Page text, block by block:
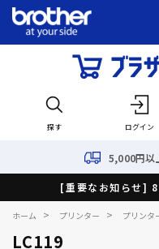
探す ログイン
5,000円以上の
[重要なお知らせ]
ホーム > プリンター > プリンタ
LC119